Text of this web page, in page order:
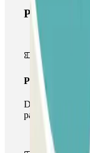
Prodotti di
Pass unico
Durante il tuo
parcheggio una